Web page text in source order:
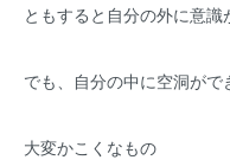
ともすると自分の外に意識
でも、自分の中に空洞が
大変かこくなもの